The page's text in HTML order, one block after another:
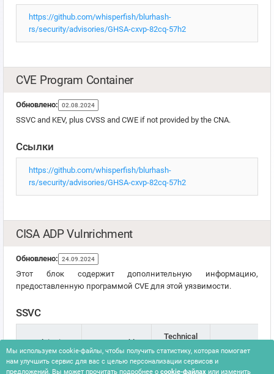
https://github.com/whisperfish/blurhash-
rs/security/advisories/GHSA-cxvp-82cq-57h2
CVE Program Container
Обновлено: 02.08.2024
SSVC and KEV, plus CVSS and CWE if not provided by the CNA.
Ссылки
https://github.com/whisperfish/blurhash-
rs/security/advisories/GHSA-cxvp-82cq-57h2
CISA ADP Vulnrichment
Обновлено: 24.09.2024
Этот блок содержит дополнительную информацию,
предоставленную программой CVE для этой уязвимости.
SSVC
Exploitation Automatable
Technical
Impact
Версия
Мы используем cookie-файлы, чтобы получить статистику, которая помогает
нам улучшить сервис для вас с целью персонализации сервисов и
предложений. Вы может прочитать подробнее о cookie-файлах или изменить